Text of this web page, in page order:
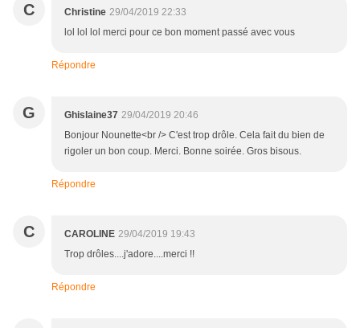
C Christine 29/04/2019 22:33
lol lol lol merci pour ce bon moment passé avec vous
Répondre
G Ghislaine37 29/04/2019 20:46
Bonjour Nounette<br /> C'est trop drôle. Cela fait du bien de
rigoler un bon coup. Merci. Bonne soirée. Gros bisous.
Répondre
C CAROLINE 29/04/2019 19:43
Trop drôles....j'adore....merci !!
Répondre